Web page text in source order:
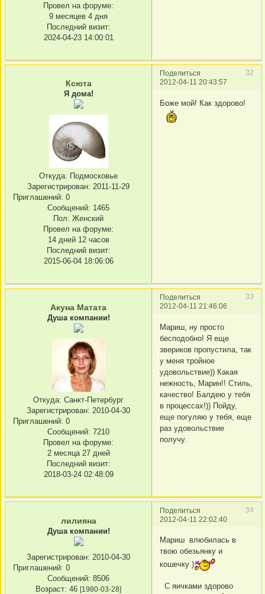
Провел на форуме:
9 месяцев 4 дня
Последний визит:
2024-04-23 14:00:01
Поделиться
32
2012-04-11 20:43:57
Ксюта
Я дома!
Откуда: Подмосковье
Зарегистрирован: 2011-11-29
Приглашений: 0
Сообщений: 1465
Пол: Женский
Провел на форуме:
14 дней 12 часов
Последний визит:
2015-06-04 18:06:06
Боже мой! Как здорово!
Поделиться
33
2012-04-11 21:46:06
Акуна Матата
Душа компании!
Откуда: Санкт-Петербург
Зарегистрирован: 2010-04-30
Приглашений: 0
Сообщений: 7210
Провел на форуме:
2 месяца 27 дней
Последний визит:
2018-03-24 02:48:09
Мариш, ну просто
бесподобно! Я еще
звериков пропустила, так
у меня тройное
удовольствие)) Какая
нежность, Марин!! Стиль,
качество! Балдею у тебя
в процессах!)) Пойду,
еще погуляю у тебя, еще
раз удовольствие
получу.
Поделиться
34
2012-04-11 22:02:40
лилияна
Душа компании!
Зарегистрирован: 2010-04-30
Приглашений: 0
Сообщений: 8506
Возраст: 46 [1980-03-28]
Мариш влюбилась в
твою обезьянку и
кошечку )
С яичками здорово